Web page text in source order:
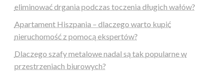
eliminować drgania podczas toczenia długich wałów?
Apartament Hiszpania – dlaczego warto kupić
nieruchomość z pomocą ekspertów?
Dlaczego szafy metalowe nadal są tak popularne w
przestrzeniach biurowych?